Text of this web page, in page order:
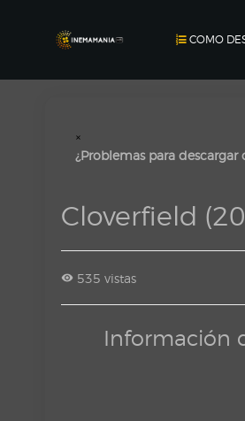
COMO
×
¿Problemas para descargar
Cloverfield
535 vistas
Información